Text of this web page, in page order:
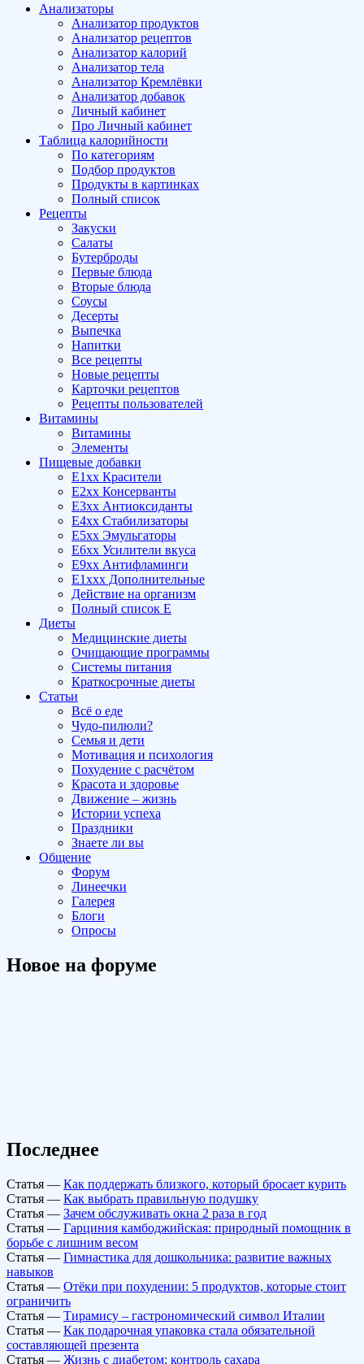
Анализаторы
Анализатор продуктов
Анализатор рецептов
Анализатор калорий
Анализатор тела
Анализатор Кремлёвки
Анализатор добавок
Личный кабинет
Про Личный кабинет
Таблица калорийности
По категориям
Подбор продуктов
Продукты в картинках
Полный список
Рецепты
Закуски
Салаты
Бутерброды
Первые блюда
Вторые блюда
Соусы
Десерты
Выпечка
Напитки
Все рецепты
Новые рецепты
Карточки рецептов
Рецепты пользователей
Витамины
Витамины
Элементы
Пищевые добавки
E1xx Красители
E2xx Консерванты
E3xx Антиоксиданты
E4xx Стабилизаторы
E5xx Эмульгаторы
E6xx Усилители вкуса
E9xx Антифламинги
E1xxx Дополнительные
Действие на организм
Полный список E
Диеты
Медицинские диеты
Очищающие программы
Системы питания
Краткосрочные диеты
Статьи
Всё о еде
Чудо-пилюли?
Семья и дети
Мотивация и психология
Похудение с расчётом
Красота и здоровье
Движение – жизнь
Истории успеха
Праздники
Знаете ли вы
Общение
Форум
Линеечки
Галерея
Блоги
Опросы
Новое на форуме
Последнее
Статья — Как поддержать близкого, который бросает курить
Статья — Как выбрать правильную подушку
Статья — Зачем обслуживать окна 2 раза в год
Статья — Гарциния камбоджийская: природный помощник в
борьбе с лишним весом
Статья — Гимнастика для дошкольника: развитие важных
навыков
Статья — Отёки при похудении: 5 продуктов, которые стоит
ограничить
Статья — Тирамису – гастрономический символ Италии
Статья — Как подарочная упаковка стала обязательной
составляющей презента
Статья — Жизнь с диабетом: контроль сахара